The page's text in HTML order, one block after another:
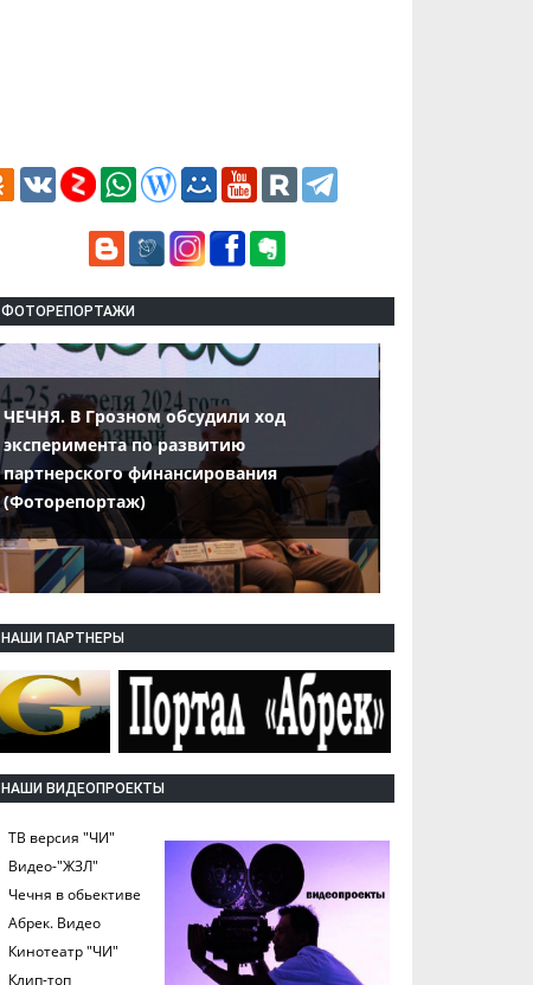
ФОТОРЕПОРТАЖИ
ЧЕЧНЯ. В Грозном обсудили ход
эксперимента по развитию
партнерского финансирования
(Фоторепортаж)
НАШИ ПАРТНЕРЫ
НАШИ ВИДЕОПРОЕКТЫ
ТВ версия "ЧИ"
Видео-"ЖЗЛ"
Чечня в обьективе
Абрек. Видео
Кинотеатр "ЧИ"
Клип-топ